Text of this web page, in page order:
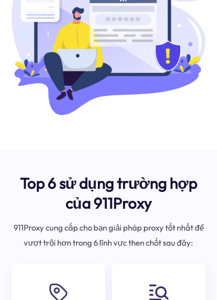
Top 6 sử dụng trường hợp
của 911Proxy
911Proxy cung cấp cho bạn giải pháp proxy tốt nhất để
vượt trội hơn trong 6 lĩnh vực then chốt sau đây: